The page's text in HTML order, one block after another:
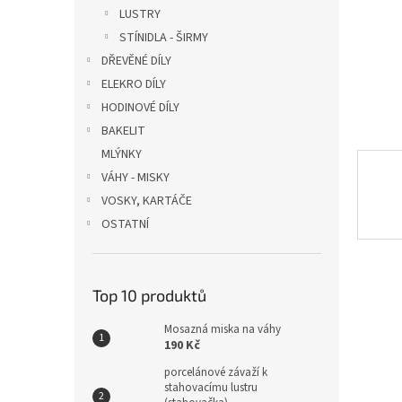
LUSTRY
STÍNIDLA - ŠIRMY
DŘEVĚNÉ DÍLY
ELEKRO DÍLY
HODINOVÉ DÍLY
BAKELIT
MLÝNKY
VÁHY - MISKY
VOSKY, KARTÁČE
OSTATNÍ
Top 10 produktů
Mosazná miska na váhy
190 Kč
porcelánové závaží k
stahovacímu lustru